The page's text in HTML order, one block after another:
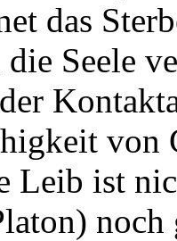
das
Seele
von
Leib ist